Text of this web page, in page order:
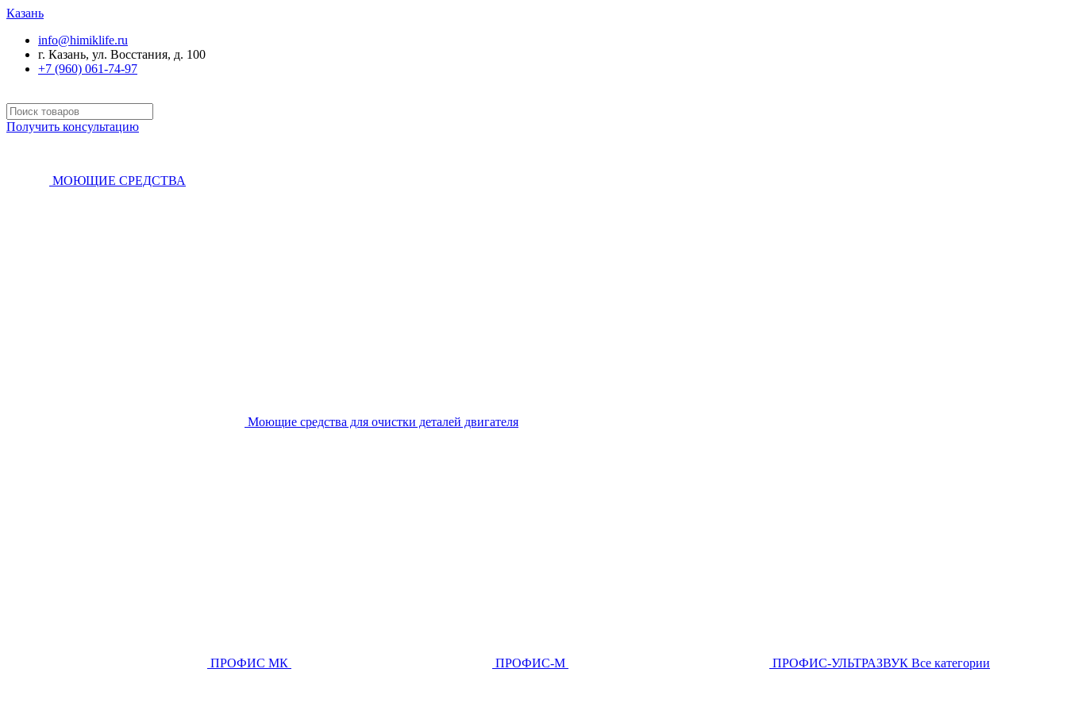
Казань
info@himiklife.ru
г. Казань, ул. Восстания, д. 100
+7 (960) 061-74-97
Получить консультацию
МОЮЩИЕ СРЕДСТВА
Моющие средства для очистки деталей двигателя
ПРОФИС МК ПРОФИС-М ПРОФИС-УЛЬТРАЗВУК Все категории